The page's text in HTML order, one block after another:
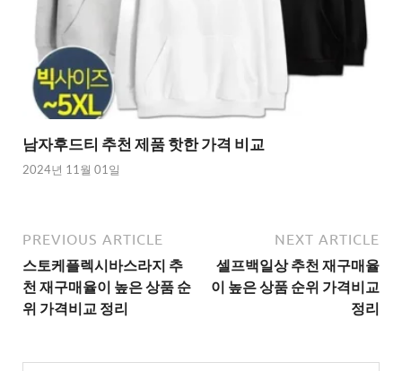
남자후드티 추천 제품 핫한 가격 비교
2024년 11월 01일
PREVIOUS ARTICLE
스토케플렉시바스라지 추
천 재구매율이 높은 상품 순
위 가격비교 정리
NEXT ARTICLE
셀프백일상 추천 재구매율
이 높은 상품 순위 가격비교
정리